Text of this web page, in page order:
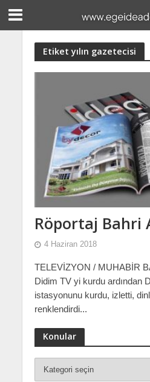
Etiket yılın gazetecisi
Röportaj Bahri
4 Haziran 2018
TELEVİZYON / MUHABİR
Didim TV yi kurdu ardından
istasyonunu kurdu, izletti,
renklendirdi...
Konular